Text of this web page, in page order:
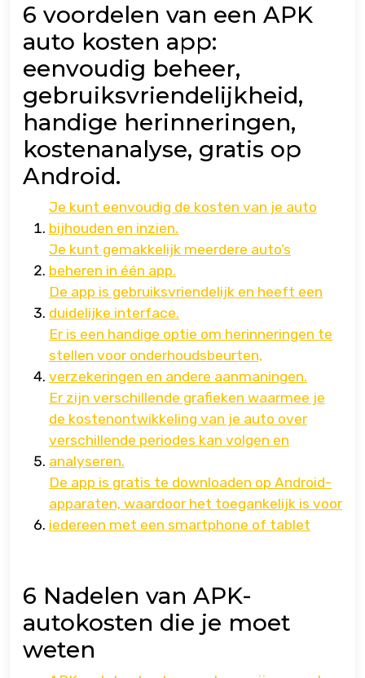
6 voordelen van een APK
auto kosten app:
eenvoudig beheer,
gebruiksvriendelijkheid,
handige herinneringen,
kostenanalyse, gratis op
Android.
Je kunt eenvoudig de kosten van je auto
bijhouden en inzien.
Je kunt gemakkelijk meerdere auto’s
beheren in één app.
De app is gebruiksvriendelijk en heeft een
duidelijke interface.
Er is een handige optie om herinneringen te
stellen voor onderhoudsbeurten,
verzekeringen en andere aanmaningen.
Er zijn verschillende grafieken waarmee je
de kostenontwikkeling van je auto over
verschillende periodes kan volgen en
analyseren.
De app is gratis te downloaden op Android-
apparaten, waardoor het toegankelijk is voor
iedereen met een smartphone of tablet
6 Nadelen van APK-
autokosten die je moet
weten